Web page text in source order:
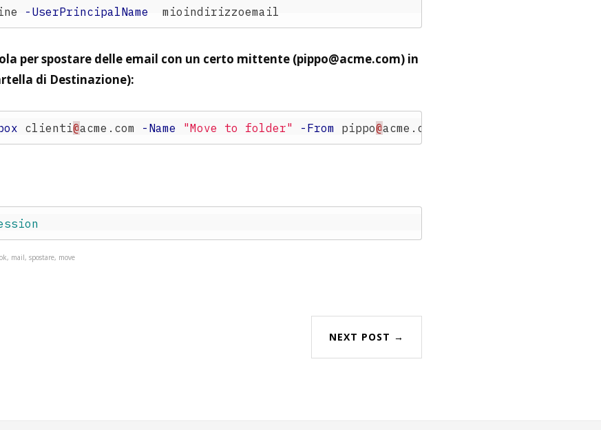
-UserPrincipalName mioindirizzoemail
per spostare delle email con un certo mittente (pippo@acme.com) in
di Destinazione):
clienti@acme.com -Name "Move to folder" -From pippo@acme.com
mail, spostare, move
NEXT POST →